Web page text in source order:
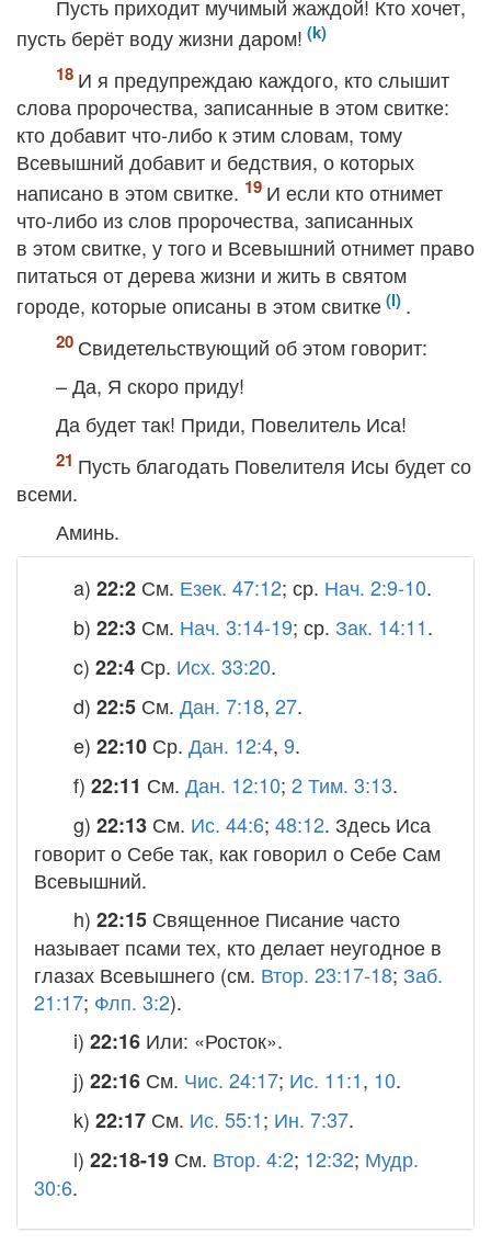
Пусть приходит мучимый жаждой! Кто хочет,
пусть берёт воду жизни даром!
И я предупреждаю каждого, кто слышит
слова пророчества, записанные в этом свитке:
кто добавит что-либо к этим словам, тому
Всевышний добавит и бедствия, о которых
написано в этом свитке.
И если кто отнимет
что-либо из слов пророчества, записанных
в этом свитке, у того и Всевышний отнимет право
питаться от дерева жизни и жить в святом
городе, которые описаны в этом свитке
.
Свидетельствующий об этом говорит:
– Да, Я скоро приду!
Да будет так! Приди, Повелитель Иса!
Пусть благодать Повелителя Исы будет со
всеми.
Аминь.
a) 22:2 См. Езек. 47:12; ср. Нач. 2:9-10.
b) 22:3 См. Нач. 3:14-19; ср. Зак. 14:11.
c) 22:4 Ср. Исх. 33:20.
d) 22:5 См. Дан. 7:18, 27.
e) 22:10 Ср. Дан. 12:4, 9.
f) 22:11 См. Дан. 12:10; 2 Тим. 3:13.
g) 22:13 См. Ис. 44:6; 48:12. Здесь Иса
говорит о Себе так, как говорил о Себе Сам
Всевышний.
h) 22:15 Священное Писание часто
называет псами тех, кто делает неугодное в
глазах Всевышнего (см. Втор. 23:17-18; Заб.
21:17; Флп. 3:2).
i) 22:16 Или: «Росток».
j) 22:16 См. Чис. 24:17; Ис. 11:1, 10.
k) 22:17 См. Ис. 55:1; Ин. 7:37.
l) 22:18-19 См. Втор. 4:2; 12:32; Мудр.
30:6.